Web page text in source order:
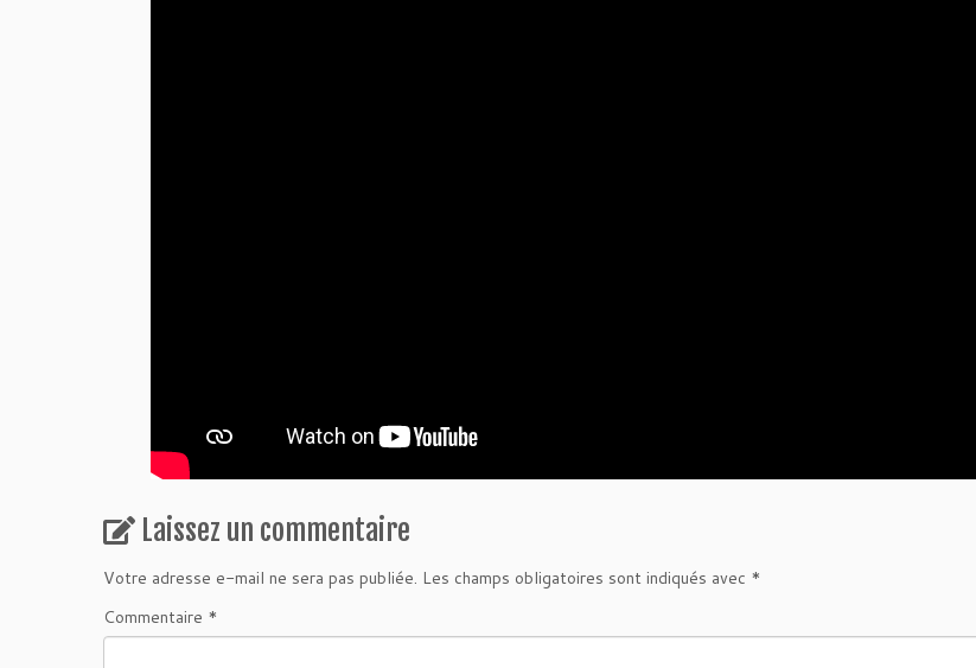
Laissez un commentaire
Votre adresse e-mail ne sera pas publiée. Les champs obligatoires sont indiqués avec *
Commentaire *